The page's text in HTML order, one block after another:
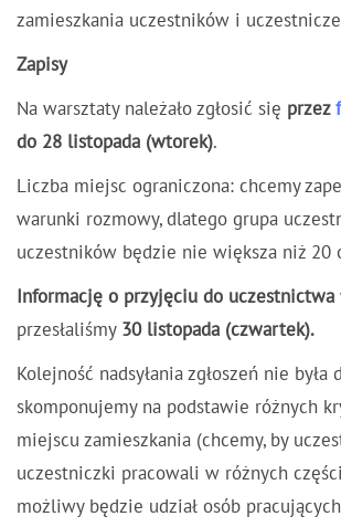
zamieszkania uczestników i
Zapisy
Na warsztaty należało zgłosić się przez
do 28 listopada (wtorek).
Liczba miejsc ograniczona: chcemy
warunki rozmowy, dlatego grupa
uczestników będzie nie większa niż 20
Informację o przyjęciu do uczestnictwa
przesłaliśmy 30 listopada (czwartek).
Kolejność nadsyłania zgłoszeń nie była
skomponujemy na podstawie różnych
miejscu zamieszkania (chcemy, by
uczestniczki pracowali w różnych
możliwy będzie udział osób